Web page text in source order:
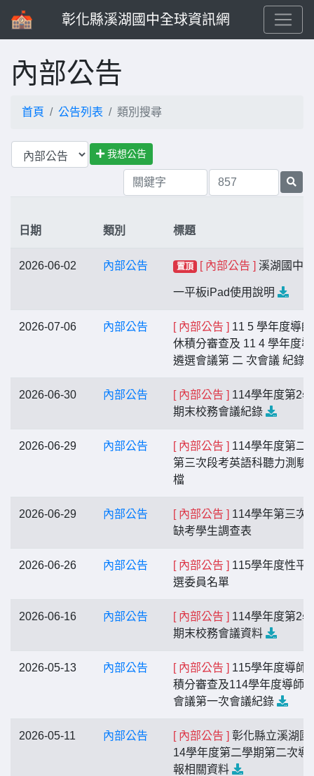
彰化縣溪湖國中全球資訊網
內部公告
首頁 公告列表 類別搜尋
我想公告
日期 類別 標題
2026-06-02 內部公告 置頂 [ 內部公告 ] 溪湖國中
一平板iPad使用說明
2026-07-06 內部公告 [ 內部公告 ] 11 5 學年度導
休積分審查及 11 4 學年度
遴選會議第 二 次會議 紀錄
2026-06-30 內部公告 [ 內部公告 ] 114學年度第2
期末校務會議紀錄
2026-06-29 內部公告 [ 內部公告 ] 114學年度第二
第三次段考英語科聽力測驗
檔
2026-06-29 內部公告 [ 內部公告 ] 114學年第三次
缺考學生調查表
2026-06-26 內部公告 [ 內部公告 ] 115學年度性平
選委員名單
2026-06-16 內部公告 [ 內部公告 ] 114學年度第2
期末校務會議資料
2026-05-13 內部公告 [ 內部公告 ] 115學年度導師
積分審查及114學年度導師
會議第一次會議紀錄
2026-05-11 內部公告 [ 內部公告 ] 彰化縣立溪湖國
14學年度第二學期第二次導
報相關資料